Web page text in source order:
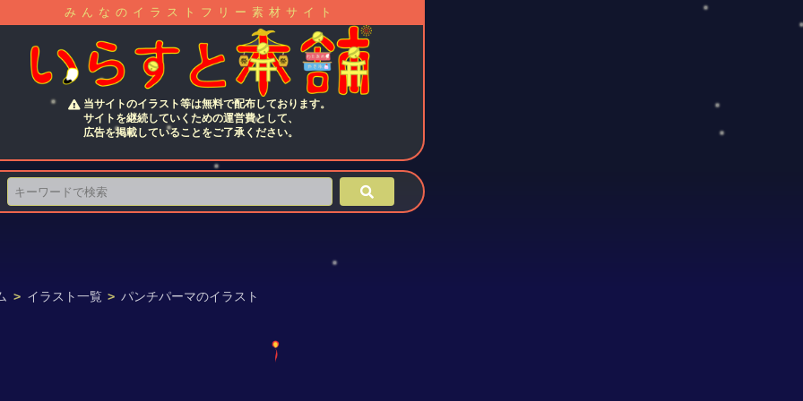
みんなのイラストフリー素材サイト
当サイトのイラスト等は無料で配布しております。
サイトを継続していくための運営費として、
広告を掲載していることをご了承ください。
> イラスト一覧 > パンチパーマのイラスト